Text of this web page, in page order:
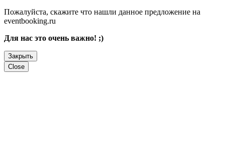
Пожалуйста, скажите что нашли данное предложение на
eventbooking.ru
Для нас это очень важно! ;)
Закрыть
Close